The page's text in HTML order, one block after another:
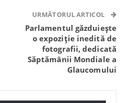
Viber
URMĂTORUL ARTICOL
Parlamentul găzduiește
o expoziție inedită de
fotografii, dedicată
Săptămânii Mondiale a
Glaucomului